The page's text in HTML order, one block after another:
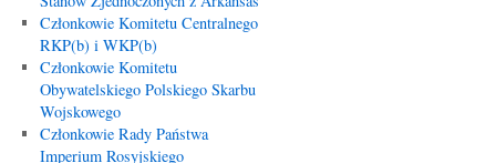
Członkowie Komitetu Centralnego
RKP(b) i WKP(b)
Członkowie Komitetu
Obywatelskiego Polskiego Skarbu
Wojskowego
Członkowie Rady Państwa
Imperium Rosyjskiego